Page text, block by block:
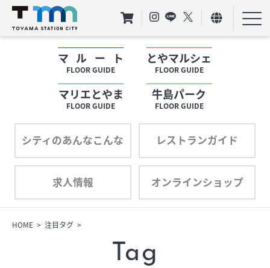
マルート
FLOOR GUIDE
とやマルシェ
FLOOR GUIDE
マリエとやま
FLOOR GUIDE
牛島パーク
FLOOR GUIDE
シティのあんなこんな レストランガイド
求人情報 オンラインショップ
フロアガイド
ショップリスト
プロフィール
フロアガイド
プロフィール
HOME 注目タグ
Tag